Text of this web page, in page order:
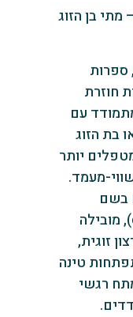
בן הזוג
ספרות
חוזרת
עם
בת הזוג
יותר
מעמד.
בשם
“קו-תלות” (codependency), מובילה
זוגית,
טינה
רגשי